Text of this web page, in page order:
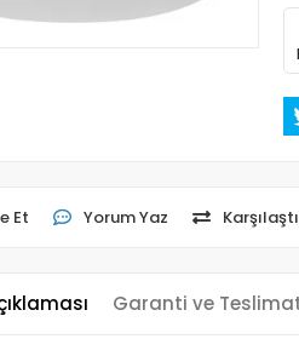
Et Yorum Yaz
Garanti ve